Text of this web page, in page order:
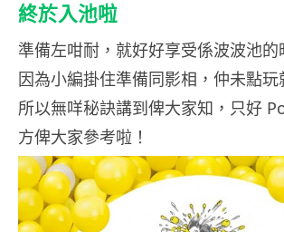
終於入池啦
準備左咁耐，就好好享受係波波池
因為小編掛住準備同影相，仲未點玩
所以無咩秘訣講到俾大家知，只好
方俾大家參考啦！